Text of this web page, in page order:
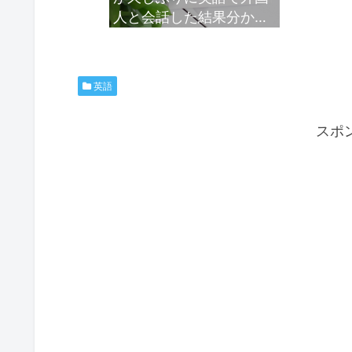
人と会話した結果分かっ
英語
スポ